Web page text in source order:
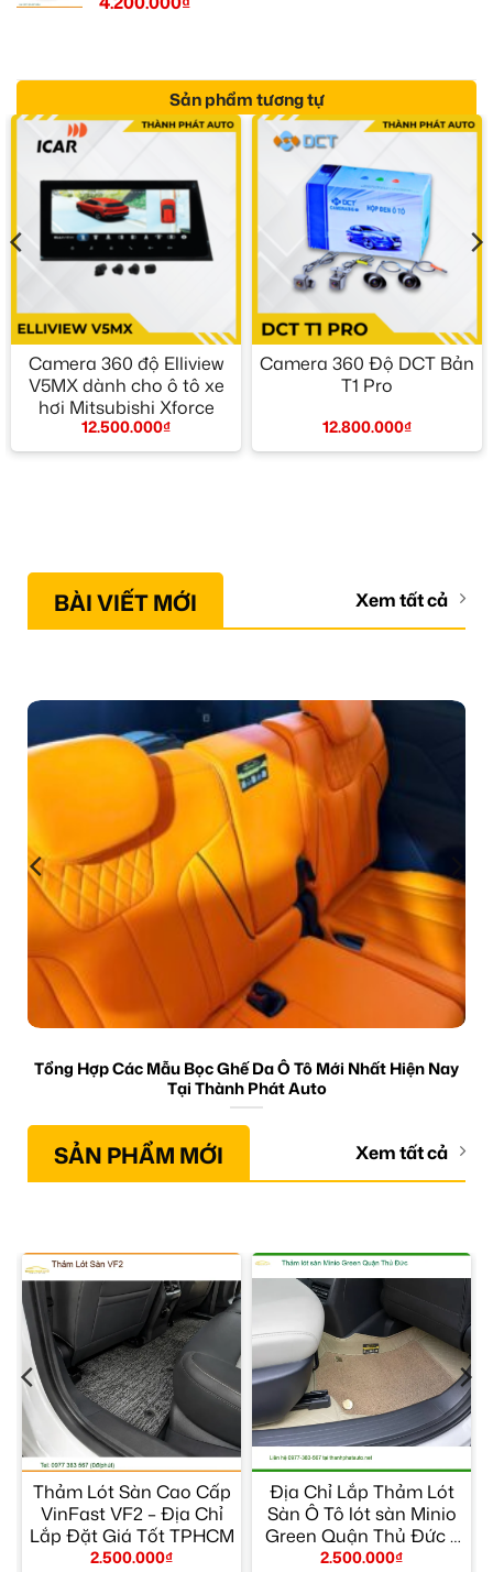
Sản phẩm tương tự
Camera 360 độ Elliview
V5MX dành cho ô tô xe
hơi Mitsubishi Xforce
12.500.000₫
Camera 360 Độ DCT Bản
T1 Pro
12.800.000₫
BÀI VIẾT MỚI Xem tất cả
Tổng Hợp Các Mẫu Bọc Ghế Da Ô Tô Mới Nhất Hiện Nay
Tại Thành Phát Auto
SẢN PHẨM MỚI Xem tất cả
Thảm Lót Sàn Cao Cấp
VinFast VF2 – Địa Chỉ
Lắp Đặt Giá Tốt TPHCM
2.500.000₫
Địa Chỉ Lắp Thảm Lót
Sàn Ô Tô lót sàn Minio
Green Quận Thủ Đức –
Giá Tốt TPHCM
2.500.000₫